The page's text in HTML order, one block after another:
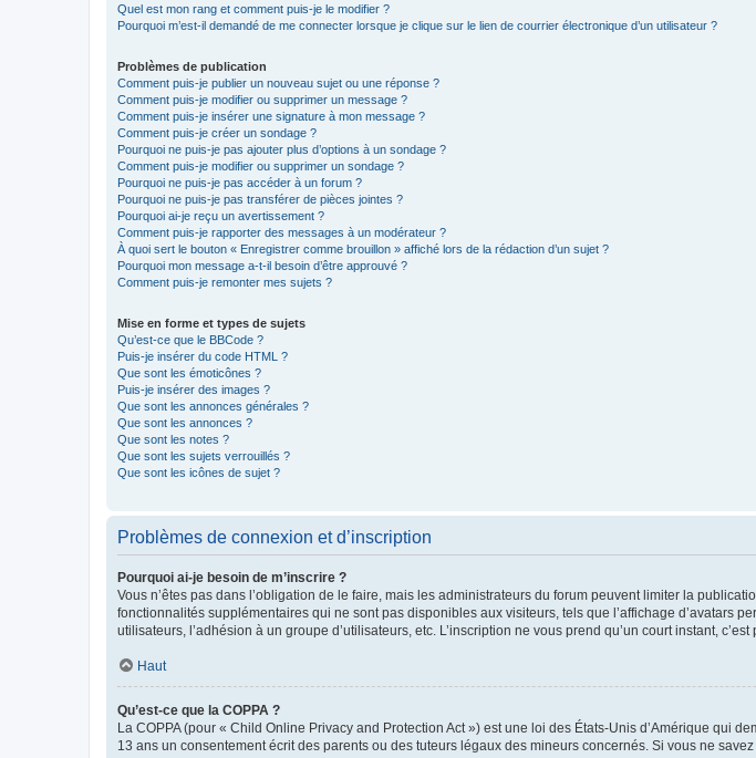
Quel est mon rang et comment puis-je le modifier ?
Pourquoi m’est-il demandé de me connecter lorsque je clique sur le lien de courrier électronique d’un utilisateur ?
Problèmes de publication
Comment puis-je publier un nouveau sujet ou une réponse ?
Comment puis-je modifier ou supprimer un message ?
Comment puis-je insérer une signature à mon message ?
Comment puis-je créer un sondage ?
Pourquoi ne puis-je pas ajouter plus d’options à un sondage ?
Comment puis-je modifier ou supprimer un sondage ?
Pourquoi ne puis-je pas accéder à un forum ?
Pourquoi ne puis-je pas transférer de pièces jointes ?
Pourquoi ai-je reçu un avertissement ?
Comment puis-je rapporter des messages à un modérateur ?
À quoi sert le bouton « Enregistrer comme brouillon » affiché lors de la rédaction d’un sujet ?
Pourquoi mon message a-t-il besoin d’être approuvé ?
Comment puis-je remonter mes sujets ?
Mise en forme et types de sujets
Qu’est-ce que le BBCode ?
Puis-je insérer du code HTML ?
Que sont les émoticônes ?
Puis-je insérer des images ?
Que sont les annonces générales ?
Que sont les annonces ?
Que sont les notes ?
Que sont les sujets verrouillés ?
Que sont les icônes de sujet ?
Problèmes de connexion et d’inscription
Pourquoi ai-je besoin de m’inscrire ?
Vous n’êtes pas dans l’obligation de le faire, mais les administrateurs du forum peuvent limiter la
fonctionnalités supplémentaires qui ne sont pas disponibles aux visiteurs, tels que l’affichage d’avatars
utilisateurs, l’adhésion à un groupe d’utilisateurs, etc. L’inscription ne vous prend qu’un court instant,
Haut
Qu’est-ce que la COPPA ?
La COPPA (pour « Child Online Privacy and Protection Act ») est une loi des États-Unis d’Amérique qui
13 ans un consentement écrit des parents ou des tuteurs légaux des mineurs concernés. Si vous ne